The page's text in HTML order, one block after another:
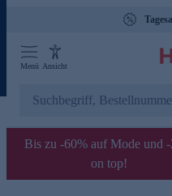
Menü Ansicht
Bis zu -60% auf Mode und
on top!